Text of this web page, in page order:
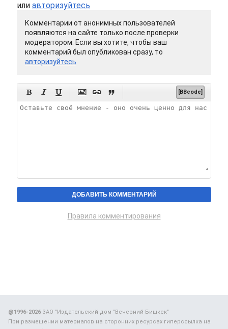
или авторизуйтесь
Комментарии от анонимных пользователей
появляются на сайте только после проверки
модератором. Если вы хотите, чтобы ваш
комментарий был опубликован сразу, то
авторизуйтесь
      [BBcode]
Правила комментирования
@1996-2026ЗАО "Издательский дом "Вечерний Бишкек"
При размещении материалов на сторонних ресурсах гиперссылка на